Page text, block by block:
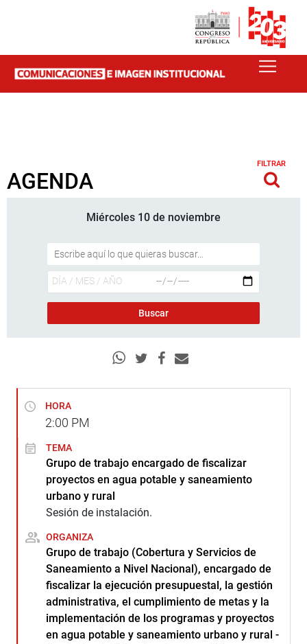
AGENDA
FILTRAR
Miércoles 10 de noviembre
HORA
2:00 PM
TEMA
Grupo de trabajo encargado de fiscalizar
proyectos en agua potable y saneamiento
urbano y rural
Sesión de instalación.
ORGANIZA
Grupo de trabajo (Cobertura y Servicios de
Saneamiento a Nivel Nacional), encargado de
fiscalizar la ejecución presupuestal, la gestión
administrativa, el cumplimiento de metas y la
implementación de los programas y proyectos
en agua potable y saneamiento urbano y rural -